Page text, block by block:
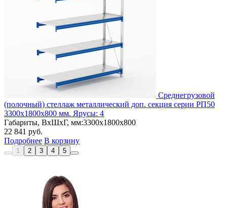
Cреднегрузовой
(полочный) стеллаж металлический доп. секция серии РП50
3300х1800х800 мм. Ярусы: 4
Габариты, ВxШxГ, мм:3300x1800x800
22 841 руб.
Подробнее В корзину
1 2 3 4 5